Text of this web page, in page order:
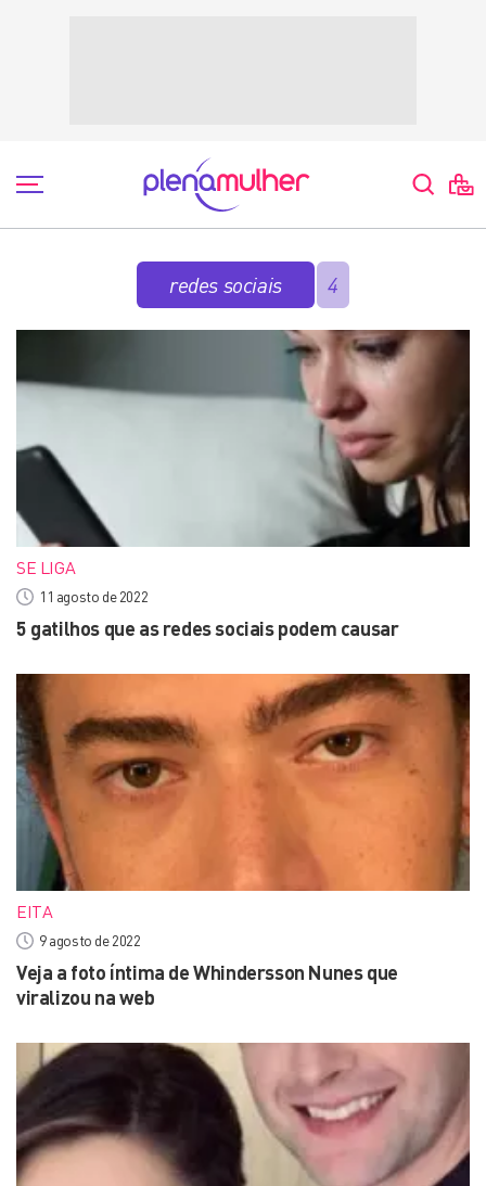
redes sociais 4
SE LIGA
11 agosto de 2022
5 gatilhos que as redes sociais podem causar
EITA
9 agosto de 2022
Veja a foto íntima de Whindersson Nunes que
viralizou na web